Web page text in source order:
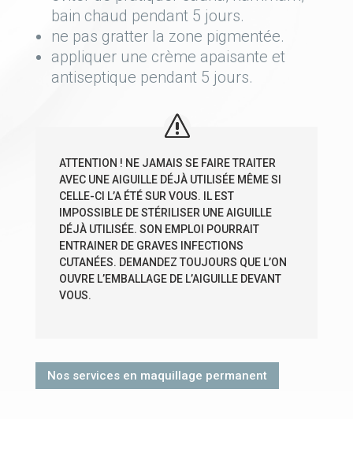
bain chaud pendant 5 jours.
ne pas gratter la zone pigmentée.
appliquer une crème apaisante et
antiseptique pendant 5 jours.
ATTENTION ! NE JAMAIS SE FAIRE TRAITER
AVEC UNE AIGUILLE DÉJÀ UTILISÉE MÊME SI
CELLE-CI L’A ÉTÉ SUR VOUS. IL EST
IMPOSSIBLE DE STÉRILISER UNE AIGUILLE
DÉJÀ UTILISÉE. SON EMPLOI POURRAIT
ENTRAINER DE GRAVES INFECTIONS
CUTANÉES. DEMANDEZ TOUJOURS QUE L’ON
OUVRE L’EMBALLAGE DE L’AIGUILLE DEVANT
VOUS.
Nos services en maquillage permanent